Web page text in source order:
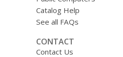
Catalog Help
See all FAQs
CONTACT
Contact Us